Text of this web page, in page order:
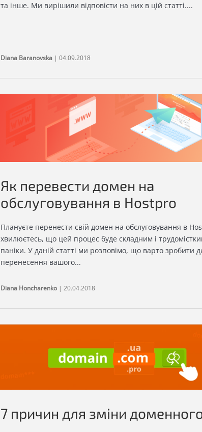
та інше. Ми вирішили відповісти на них в цій статті....
Diana Baranovska| 04.09.2018
Як перевести домен на
обслуговування в Hostpro
Плануєте перенести свій домен на обслуговування в
хвилюєтесь, що цей процес буде складним і
паніки. У даній статті ми розповімо, що варто зробити
перенесення вашого...
Diana Honcharenko| 20.04.2018
7 причин для зміни доменного